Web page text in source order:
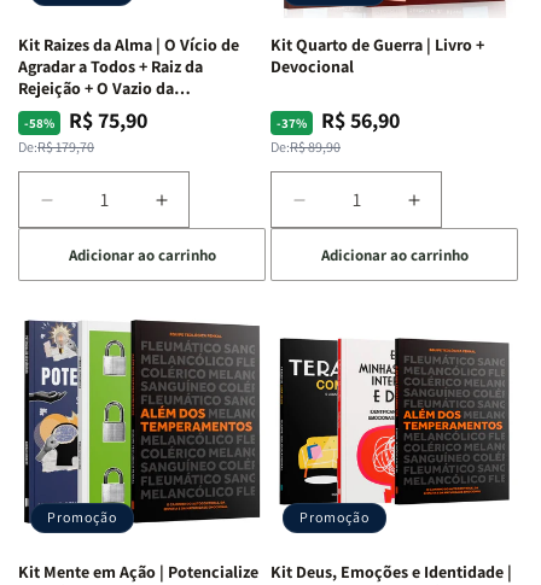
Kit Raizes da Alma | O Vício de
Agradar a Todos + Raiz da
Rejeição + O Vazio da
Insatisfação.
-58%
Preço
normal
De:R$ 179,70
Preço
promocional
R$ 75,90
Diminuir
a
quantidade
de
Raizes
da
Alma
|
O
Vício
Agradar
a
Todos
Aumentar
a
quantidade
de
Raizes
da
Alma
|
O
Vício
de
Agradar
Todos
Adicionar ao carrinho
Kit Quarto de Guerra | Livro +
Devocional
-37%
Preço
normal
De:R$ 89,90
Preço
promocional
R$ 56,90
Diminuir
a
quantidade
de
Quarto
de
Guerra
Livro
+
Devocional
Aumentar
a
quantidade
de
Quarto
de
Guerra
|
Livro
+
Devocional
Adicionar ao carrinho
Promoção
Kit Mente em Ação | Potencialize
Promoção
Kit Deus, Emoções e Identidade |